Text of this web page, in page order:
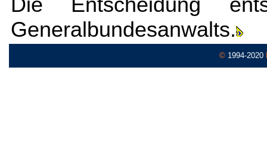
Generalbundesanwalts.
© 1994-2020